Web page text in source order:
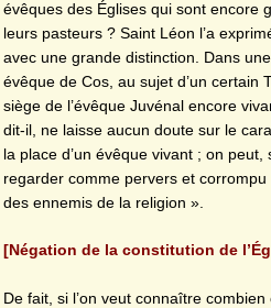
évêques des Églises qui sont encore
leurs pasteurs ? Saint Léon l’a
avec une grande distinction. Dans
évêque de Cos, au sujet d’un certain
siège de l’évêque Juvénal encore
dit-il, ne laisse aucun doute sur le
la place d’un évêque vivant ; on
regarder comme pervers et
des ennemis de la religion ».
[Négation de la constitution de
De fait, si l’on veut connaître combien